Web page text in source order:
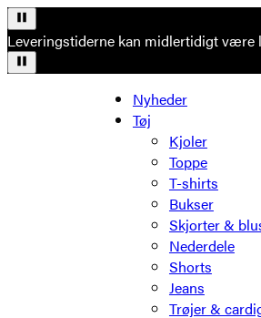
Leveringstiderne kan midlertidigt
Nyheder
Tøj
Kjoler
Toppe
T-shirts
Bukser
Skjorter &
Nederdele
Shorts
Jeans
Trøjer &